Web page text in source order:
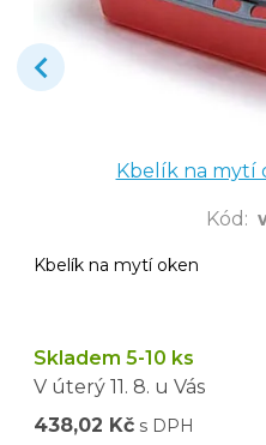
Kbelík na mytí
Kód :
Kbelík na mytí oken
Skladem 5-10 ks
V úterý 11. 8. u Vás
438,02 Kč s DPH